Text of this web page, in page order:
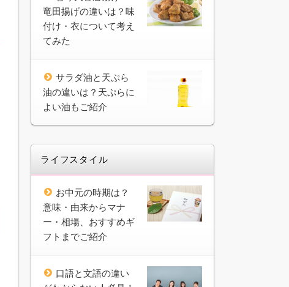
竜田揚げの違いは？味
付け・衣について考え
てみた
サラダ油と天ぷら
油の違いは？天ぷらに
よい油もご紹介
ライフスタイル
お中元の時期は？
意味・由来からマナ
ー・相場、おすすめギ
フトまでご紹介
口語と文語の違い